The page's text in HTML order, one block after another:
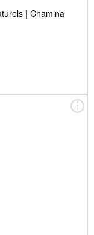
| Chamina